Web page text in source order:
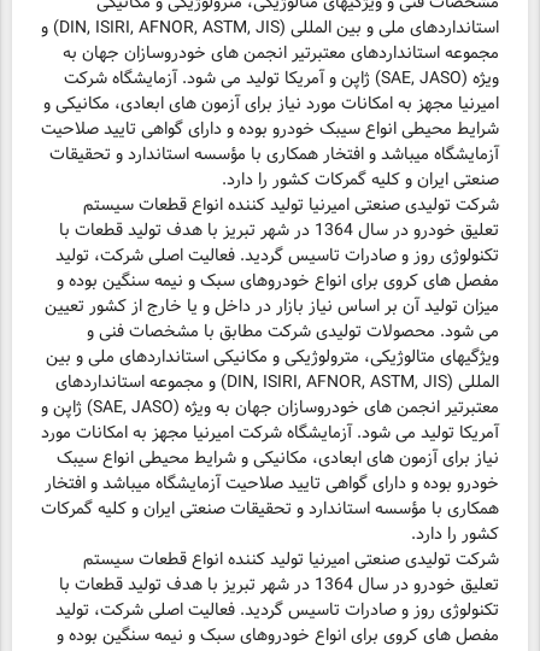
استانداردهای ملی و بین المللی (DIN, ISIRI, AFNOR, ASTM, JIS) و
مجموعه استانداردهای معتبرتیر انجمن های خودروسازان جهان به
ویژه (SAE, JASO) ژاپن و آمریکا تولید می شود. آزمایشگاه شرکت
امیرنیا مجهز به امکانات مورد نیاز برای آزمون های ابعادی، مکانیکی و
شرایط محیطی انواع سیبک خودرو بوده و دارای گواهی تایید صلاحیت
آزمایشگاه میباشد و افتخار همکاری با مؤسسه استاندارد و تحقیقات
صنعتی ایران و کلیه گمرکات کشور را دارد.
شرکت تولیدی صنعتی امیرنیا تولید کننده انواع قطعات سیستم
تعلیق خودرو در سال 1364 در شهر تبریز با هدف تولید قطعات با
تکنولوژی روز و صادرات تاسیس گردید. فعالیت اصلی شرکت، تولید
مفصل های کروی برای انواع خودروهای سبک و نیمه سنگین بوده و
میزان تولید آن بر اساس نیاز بازار در داخل و یا خارج از کشور تعیین
می شود. محصولات تولیدی شرکت مطابق با مشخصات فنی و
ویژگیهای متالوژیکی، مترولوژیکی و مکانیکی استانداردهای ملی و بین
المللی (DIN, ISIRI, AFNOR, ASTM, JIS) و مجموعه استانداردهای
معتبرتیر انجمن های خودروسازان جهان به ویژه (SAE, JASO) ژاپن و
آمریکا تولید می شود. آزمایشگاه شرکت امیرنیا مجهز به امکانات مورد
نیاز برای آزمون های ابعادی، مکانیکی و شرایط محیطی انواع سیبک
خودرو بوده و دارای گواهی تایید صلاحیت آزمایشگاه میباشد و افتخار
همکاری با مؤسسه استاندارد و تحقیقات صنعتی ایران و کلیه گمرکات
کشور را دارد.
شرکت تولیدی صنعتی امیرنیا تولید کننده انواع قطعات سیستم
تعلیق خودرو در سال 1364 در شهر تبریز با هدف تولید قطعات با
تکنولوژی روز و صادرات تاسیس گردید. فعالیت اصلی شرکت، تولید
مفصل های کروی برای انواع خودروهای سبک و نیمه سنگین بوده و